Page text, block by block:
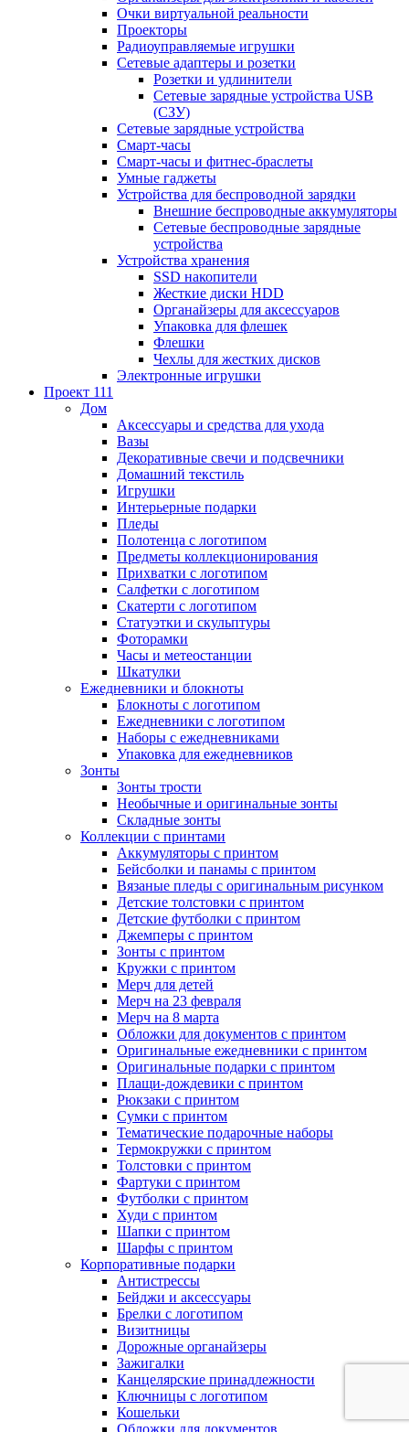
Очки виртуальной реальности
Проекторы
Радиоуправляемые игрушки
Сетевые адаптеры и розетки
Розетки и удлинители
Сетевые зарядные устройства USB
(СЗУ)
Сетевые зарядные устройства
Смарт-часы
Смарт-часы и фитнес-браслеты
Умные гаджеты
Устройства для беспроводной зарядки
Внешние беспроводные аккумуляторы
Сетевые беспроводные зарядные
устройства
Устройства хранения
SSD накопители
Жесткие диски HDD
Органайзеры для аксессуаров
Упаковка для флешек
Флешки
Чехлы для жестких дисков
Электронные игрушки
Проект 111
Дом
Аксессуары и средства для ухода
Вазы
Декоративные свечи и подсвечники
Домашний текстиль
Игрушки
Интерьерные подарки
Пледы
Полотенца с логотипом
Предметы коллекционирования
Прихватки с логотипом
Салфетки с логотипом
Скатерти с логотипом
Статуэтки и скульптуры
Фоторамки
Часы и метеостанции
Шкатулки
Ежедневники и блокноты
Блокноты с логотипом
Ежедневники с логотипом
Наборы с ежедневниками
Упаковка для ежедневников
Зонты
Зонты трости
Необычные и оригинальные зонты
Складные зонты
Коллекции с принтами
Аккумуляторы с принтом
Бейсболки и панамы с принтом
Вязаные пледы с оригинальным рисунком
Детские толстовки с принтом
Детские футболки с принтом
Джемперы с принтом
Зонты с принтом
Кружки с принтом
Мерч для детей
Мерч на 23 февраля
Мерч на 8 марта
Обложки для документов с принтом
Оригинальные ежедневники с принтом
Оригинальные подарки с принтом
Плащи-дождевики с принтом
Рюкзаки с принтом
Сумки с принтом
Тематические подарочные наборы
Термокружки с принтом
Толстовки с принтом
Фартуки с принтом
Футболки с принтом
Худи с принтом
Шапки с принтом
Шарфы с принтом
Корпоративные подарки
Антистрессы
Бейджи и аксессуары
Брелки с логотипом
Визитницы
Дорожные органайзеры
Зажигалки
Канцелярские принадлежности
Ключницы с логотипом
Кошельки
Обложки для документов